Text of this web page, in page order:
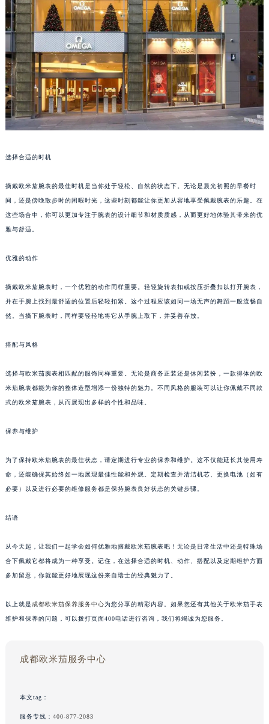
选择合适的时机
摘戴欧米茄腕表的最佳时机是当你处于轻松、自然的状态下。无论是晨光初照的早餐时
间，还是傍晚散步时的闲暇时光，这些时刻都能让你更加从容地享受佩戴腕表的乐趣。在
这些场合中，你可以更加专注于腕表的设计细节和材质质感，从而更好地体验其带来的优
雅与舒适。
优雅的动作
摘戴欧米茄腕表时，一个优雅的动作同样重要。轻轻旋转表扣或按压折叠扣以打开腕表，
并在手腕上找到最舒适的位置后轻轻扣紧。这个过程应该如同一场无声的舞蹈一般流畅自
然。当摘下腕表时，同样要轻轻地将它从手腕上取下，并妥善存放。
搭配与风格
选择与欧米茄腕表相匹配的服饰同样重要。无论是商务正装还是休闲装扮，一款得体的欧
米茄腕表都能为你的整体造型增添一份独特的魅力。不同风格的服装可以让你佩戴不同款
式的欧米茄腕表，从而展现出多样的个性和品味。
保养与维护
为了保持欧米茄腕表的最佳状态，请定期进行专业的保养和维护。这不仅能延长其使用寿
命，还能确保其始终如一地展现最佳性能和外观。定期检查并清洁机芯、更换电池（如有
必要）以及进行必要的维修服务都是保持腕表良好状态的关键步骤。
结语
从今天起，让我们一起学会如何优雅地摘戴欧米茄腕表吧！无论是日常生活中还是特殊场
合下佩戴它都将成为一种享受。记住，在选择合适的时机、动作、搭配以及定期维护方面
多加留意，你就能更好地展现这份来自瑞士的经典魅力了。
以上就是 成都欧米茄保养服务中心为您分享的精彩内容。如果您还有其他关于欧米茄手表
维护和保养的问题，可以拨打页面400电话进行咨询，我们将竭诚为您服务。
成都欧米茄服务中心
本文tag：
服务专线： 400-877-2083